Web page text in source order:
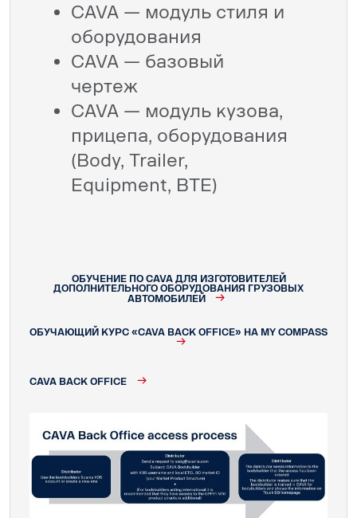
CAVA — модуль стиля и
оборудования
CAVA — базовый
чертеж
CAVA — модуль кузова,
прицепа, оборудования
(Body, Trailer,
Equipment, BTE)
ОБУЧЕНИЕ ПО CAVA ДЛЯ ИЗГОТОВИТЕЛЕЙ
ДОПОЛНИТЕЛЬНОГО ОБОРУДОВАНИЯ ГРУЗОВЫХ
АВТОМОБИЛЕЙ
ОБУЧАЮЩИЙ КУРС «CAVA BACK OFFICE» НА MY COMPASS
CAVA BACK OFFICE